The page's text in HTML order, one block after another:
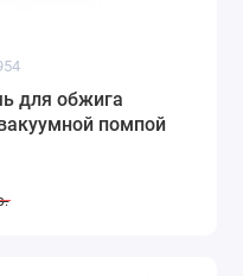
для обжига
помпой